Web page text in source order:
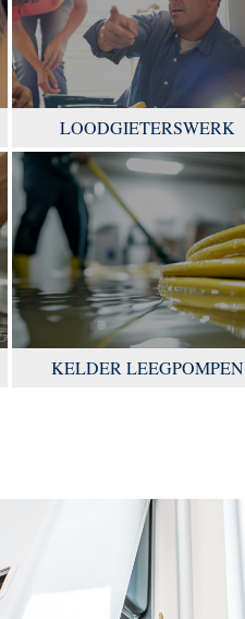
LOODGIETERSWERK
KELDER LEEGPOMPEN